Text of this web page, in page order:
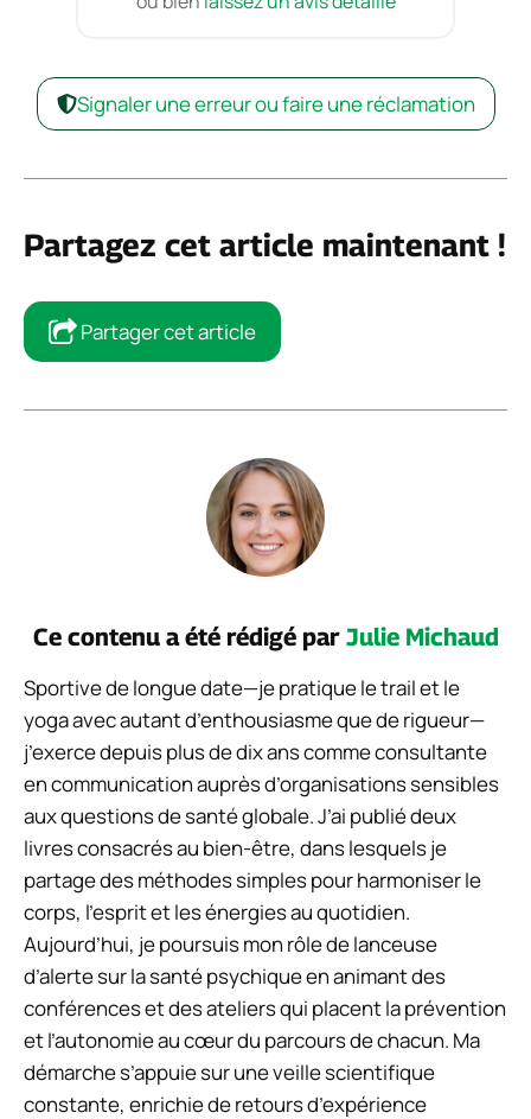
Signaler une erreur ou faire une réclamation
Partagez cet article maintenant !
Partager cet article
Ce contenu a été rédigé par Julie Michaud
Sportive de longue date—je pratique le trail et le
yoga avec autant d’enthousiasme que de rigueur—
j’exerce depuis plus de dix ans comme consultante
en communication auprès d’organisations sensibles
aux questions de santé globale. J’ai publié deux
livres consacrés au bien-être, dans lesquels je
partage des méthodes simples pour harmoniser le
corps, l’esprit et les énergies au quotidien.
Aujourd’hui, je poursuis mon rôle de lanceuse
d’alerte sur la santé psychique en animant des
conférences et des ateliers qui placent la prévention
et l’autonomie au cœur du parcours de chacun. Ma
démarche s’appuie sur une veille scientifique
constante, enrichie de retours d’expérience